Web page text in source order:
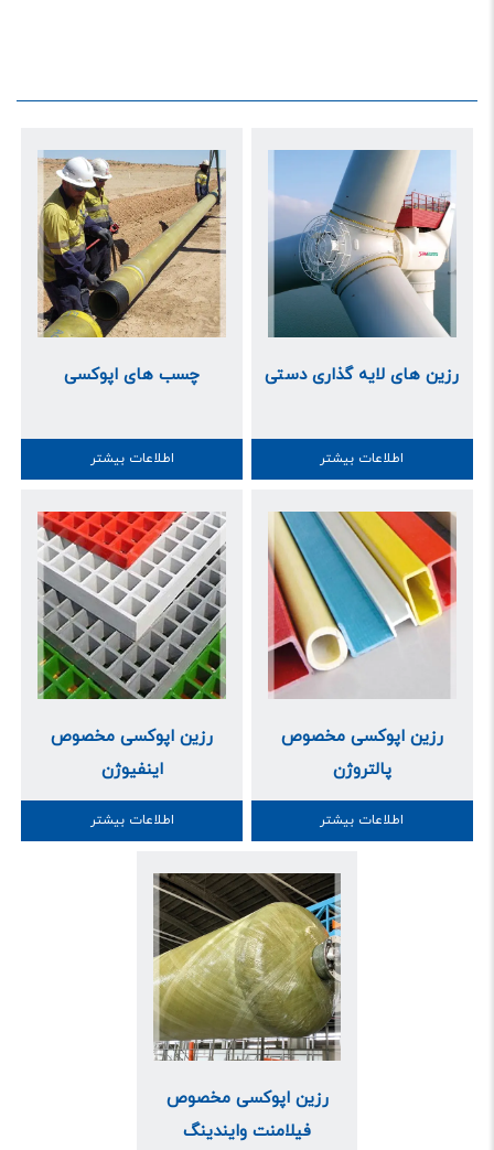
رزین های لایه گذاری دستی
اطلاعات بیشتر
چسب های اپوکسی
اطلاعات بیشتر
رزین اپوکسی مخصوص
پالتروژن
اطلاعات بیشتر
رزین اپوکسی مخصوص
اینفیوژن
اطلاعات بیشتر
رزین اپوکسی مخصوص
فیلامنت وایندینگ